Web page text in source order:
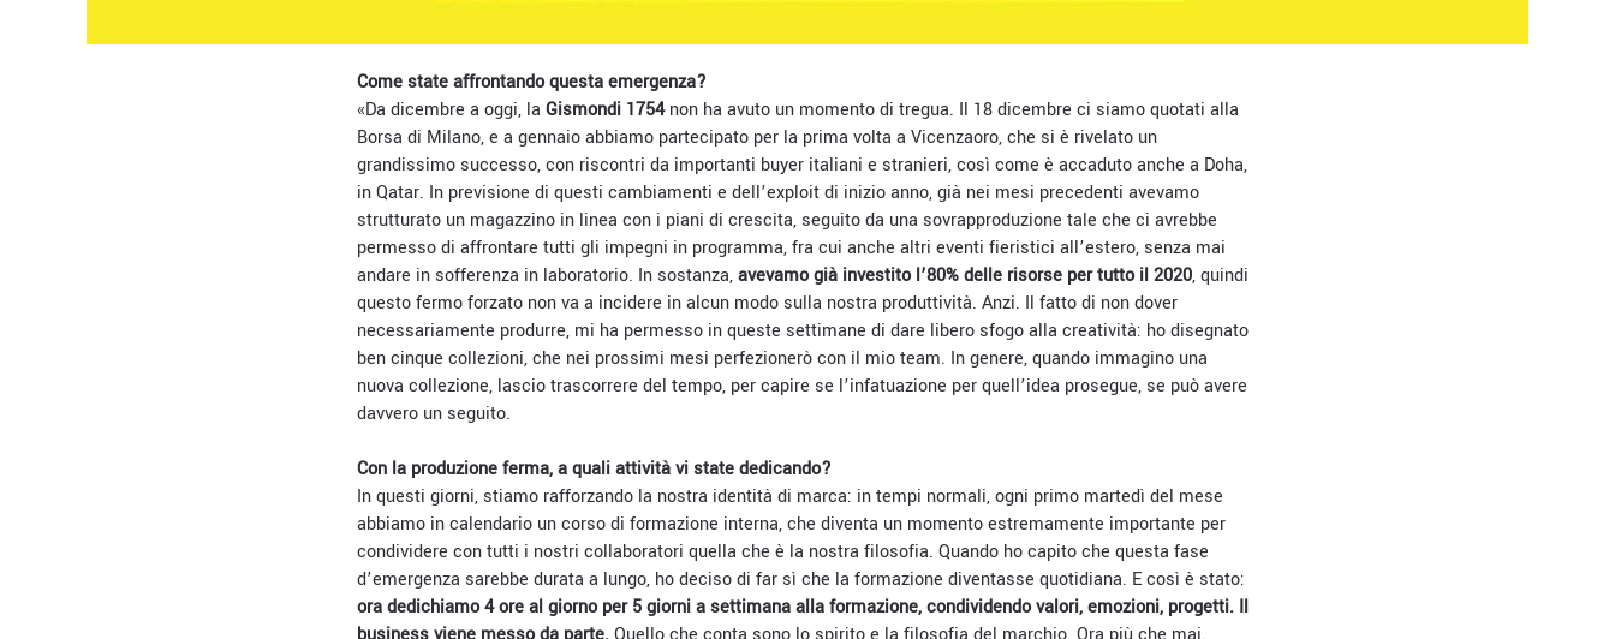
Come state affrontando questa emergenza?
«Da dicembre a oggi, la Gismondi 1754non ha avuto un momento di tregua. Il 18 dicembre ci siamo quotati alla
Borsa di Milano, e a gennaio abbiamo partecipato per la prima volta a Vicenzaoro, che si è rivelato un
grandissimo successo, con riscontri da importanti buyer italiani e stranieri, così come è accaduto anche a Doha,
in Qatar. In previsione di questi cambiamenti e dell’exploit di inizio anno, già nei mesi precedenti avevamo
strutturato un magazzino in linea con i piani di crescita, seguito da una sovrapproduzione tale che ci avrebbe
permesso di affrontare tutti gli impegni in programma, fra cui anche altri eventi fieristici all’estero, senza mai
andare in sofferenza in laboratorio. In sostanza,avevamo già investito l’80% delle risorse per tutto il 2020, quindi
questo fermo forzato non va a incidere in alcun modo sulla nostra produttività. Anzi. Il fatto di non dover
necessariamente produrre, mi ha permesso in queste settimane di dare libero sfogo alla creatività: ho disegnato
ben cinque collezioni, che nei prossimi mesi perfezionerò con il mio team. In genere, quando immagino una
nuova collezione, lascio trascorrere del tempo, per capire se l’infatuazione per quell’idea prosegue, se può avere
davvero un seguito.
Con la produzione ferma, a quali attività vi state dedicando?
In questi giorni, stiamo rafforzando la nostra identità di marca: in tempi normali, ogni primo martedì del mese
abbiamo in calendario un corso di formazione interna, che diventa un momento estremamente importante per
condividere con tutti i nostri collaboratori quella che è la nostra filosofia. Quando ho capito che questa fase
d’emergenza sarebbe durata a lungo, ho deciso di far sì che la formazione diventasse quotidiana. E così è stato:
ora dedichiamo 4 ore al giorno per 5 giorni a settimana alla formazione, condividendo valori, emozioni, progetti. Il